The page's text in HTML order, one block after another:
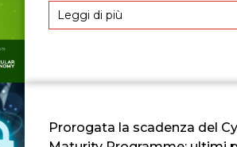
Leggi di più
Prorogata la scadenza del